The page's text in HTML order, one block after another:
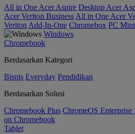
All in One Acer Aspire Desktop Acer
Acer Veriton Business All in One Acer
Veriton Add-In-One Chromebox PC Mini
Windows
Chromebook
Berdasarkan Kategori
Bisnis Everyday Pendidikan
Berdasarkan Solusi
Chromebook Plus ChromeOS Enterprise
on Chromebook
Tablet